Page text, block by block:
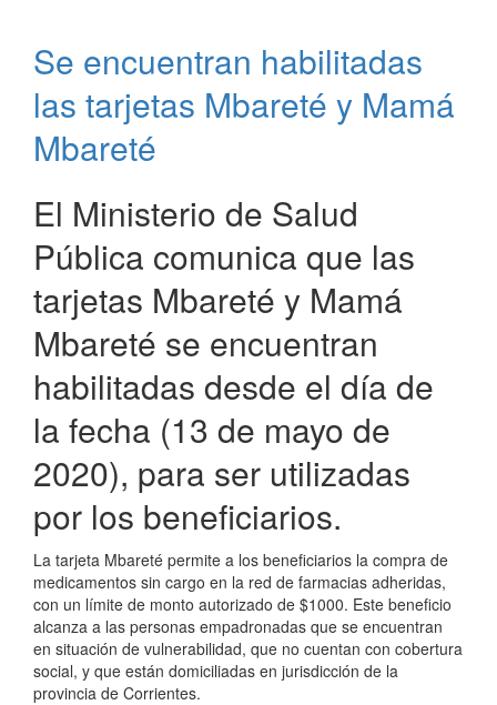
Coronavirus
Provincial
Se encuentran habilitadas
las tarjetas Mbareté y Mamá
Mbareté
El Ministerio de Salud
Pública comunica que las
tarjetas Mbareté y Mamá
Mbareté se encuentran
habilitadas desde el día de
la fecha (13 de mayo de
2020), para ser utilizadas
por los beneficiarios.
La tarjeta Mbareté permite a los beneficiarios la compra de
medicamentos sin cargo en la red de farmacias adheridas,
con un límite de monto autorizado de $1000. Este beneficio
alcanza a las personas empadronadas que se encuentran
en situación de vulnerabilidad, que no cuentan con cobertura
social, y que están domiciliadas en jurisdicción de la
provincia de Corrientes.